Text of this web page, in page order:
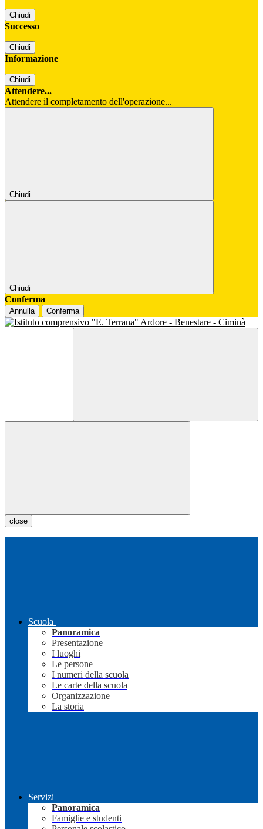
Chiudi
Successo
Chiudi
Informazione
Chiudi
Attendere...
Attendere il completamento dell'operazione...
Chiudi
Chiudi
Conferma
Annulla Conferma
close
Scuola
Panoramica
Presentazione
I luoghi
Le persone
I numeri della scuola
Le carte della scuola
Organizzazione
La storia
Servizi
Panoramica
Famiglie e studenti